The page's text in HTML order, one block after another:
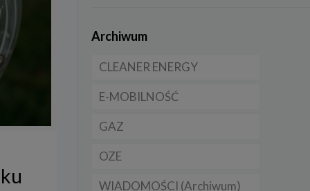
Archiwum
CLEANER ENERGY
Dla domu
Dla firmy
Dla samorządu
E-MOBILNOŚĆ
Samochody elektryczne
GAZ
CNG
LNG
OZE
Licznik OZE
WIADOMOŚCI (Archiwum)